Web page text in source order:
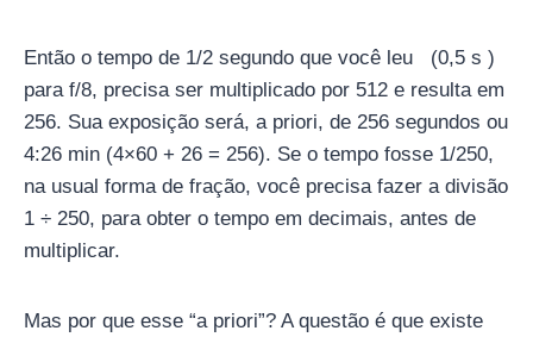
Então o tempo de 1/2 segundo que você leu (0,5 s )
para f/8, precisa ser multiplicado por 512 e resulta em
256. Sua exposição será, a priori, de 256 segundos ou
4:26 min (4×60 + 26 = 256). Se o tempo fosse 1/250,
na usual forma de fração, você precisa fazer a divisão
1 ÷ 250, para obter o tempo em decimais, antes de
multiplicar.
Mas por que esse “a priori”? A questão é que existe